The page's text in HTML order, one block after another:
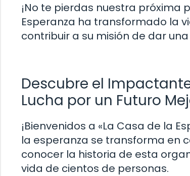
¡No te pierdas nuestra próxima
Esperanza ha transformado la
contribuir a su misión de dar
Descubre el
Lucha por un Futuro
¡Bienvenidos a «La Casa de la
la esperanza se transforma en
conocer la historia de esta
vida de cientos de personas.